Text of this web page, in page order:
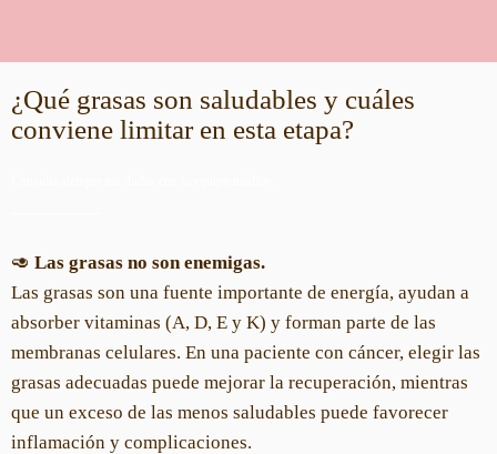
¿Qué grasas son saludables y cuáles
conviene limitar en esta etapa?
🥑 Las grasas no son enemigas.
Las grasas son una fuente importante de energía, ayudan a
absorber vitaminas (A, D, E y K) y forman parte de las
membranas celulares. En una paciente con cáncer, elegir las
grasas adecuadas puede mejorar la recuperación, mientras
que un exceso de las menos saludables puede favorecer
inflamación y complicaciones.